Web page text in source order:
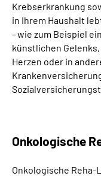
Krebserkrankung
in Ihrem Haushalt
- wie zum Beispiel
künstlichen
Herzen oder in
Onkologische
Onkologische Reha-